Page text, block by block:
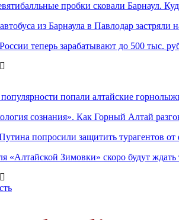
пробки сковали Барнаул.
из Барнаула в Павлодар застряли
теперь зарабатывают до 500 тыс.
попали алтайские
сознания». Как Горный Алтай
попросили защитить турагентов от
«Алтайской Зимовки» скоро будут